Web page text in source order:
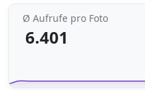
Ø Aufrufe pro Foto
6.401